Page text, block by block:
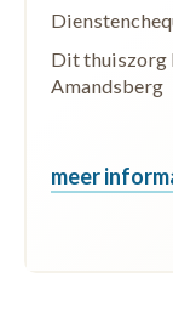
Dit thuiszorg
Amandsberg
meer